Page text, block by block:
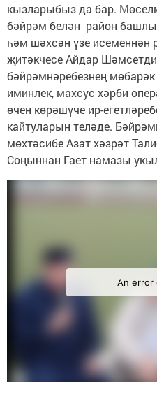
кызларыбыз да бар.
бәйрәм белән район
һәм шәхсән үзе
җитәкчесе Айдар
бәйрәмнәребезнең
иминлек, махсус хәрби
өчен көрәшүче ир-
кайтуларын теләде.
мөхтәсибе Азат хәзрәт
Соңыннан Гает намазы